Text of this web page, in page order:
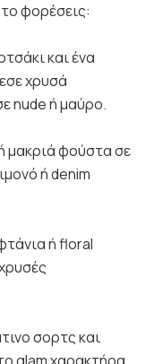
φορέσεις:
και ένα
χρυσά
nude ή μαύρο.
μακριά φούστα σε
ή denim
ή floral
σορτς και